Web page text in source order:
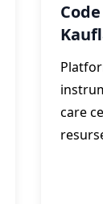
care